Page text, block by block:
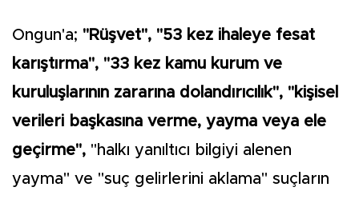
Ongun'a; "Rüşvet", "53 kez ihaleye fesat
karıştırma", "33 kez kamu kurum ve
kuruluşlarının zararına dolandırıcılık", "kişisel
verileri başkasına verme, yayma veya ele
geçirme", "halkı yanıltıcı bilgiyi alenen
yayma" ve "suç gelirlerini aklama" suçların